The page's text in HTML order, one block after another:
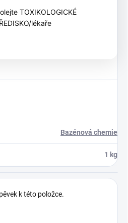
TOXIKOLOGICKÉ
lékaře
Bazénová chemie
1 kg
k této položce.